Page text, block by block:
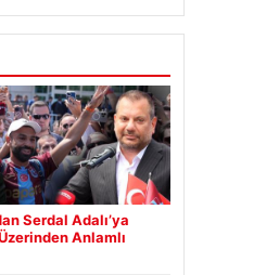
Serdal Adalı’ya
Anlamlı